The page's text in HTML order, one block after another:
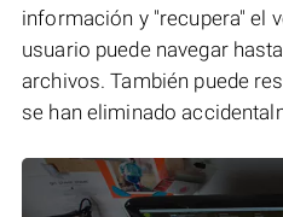
información y "recupera" el
usuario puede navegar
archivos. También puede
se han eliminado